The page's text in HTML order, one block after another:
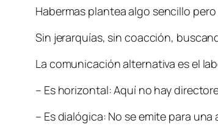
Habermas plantea algo sencillo
Sin jerarquías, sin coacción,
La comunicación alternativa es el
– Es horizontal: Aquí no hay
– Es dialógica: No se emite para